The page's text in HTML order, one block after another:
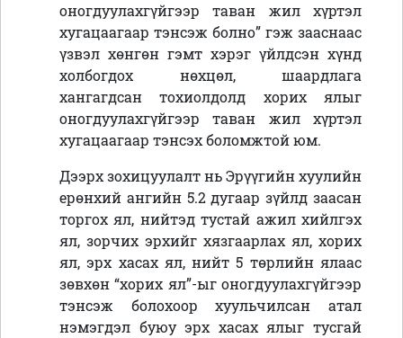
оногдуулахгүйгээр таван жил хүртэл
хугацаагаар тэнсэж болно” гэж зааснаас
үзвэл хөнгөн гэмт хэрэг үйлдсэн хүнд
холбогдох нөхцөл, шаардлага
хангагдсан тохиолдолд хорих ялыг
оногдуулахгүйгээр таван жил хүртэл
хугацаагаар тэнсэх боломжтой юм.
Дээрх зохицуулалт нь Эрүүгийн хуулийн
ерөнхий ангийн 5.2 дугаар зүйлд заасан
торгох ял, нийтэд тустай ажил хийлгэх
ял, зорчих эрхийг хязгаарлах ял, хорих
ял, эрх хасах ял, нийт 5 төрлийн ялаас
зөвхөн “хорих ял”-ыг оногдуулахгүйгээр
тэнсэж болохоор хуульчилсан атал
нэмэгдэл буюу эрх хасах ялыг тусгай